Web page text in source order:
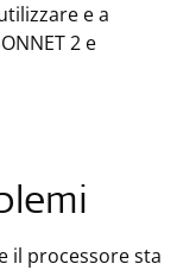
e a
2 e
il processore sta